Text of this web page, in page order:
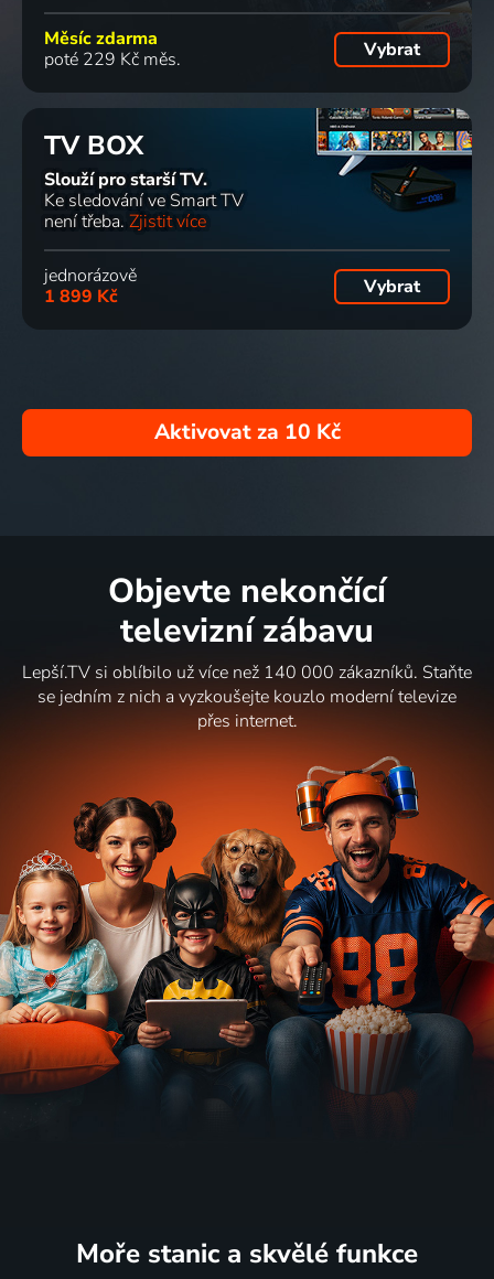
Měsíc zdarma
poté 229 Kč měs.
Vybrat
TV BOX
Slouží pro starší TV.
Ke sledování ve Smart TV
není třeba. Zjistit více
jednorázově
1 899 Kč
Vybrat
Aktivovat za 10 Kč
Objevte nekončící
televizní zábavu
Lepší.TV si oblíbilo už více než 140 000 zákazníků. Staňte
se jedním z nich a vyzkoušejte kouzlo moderní televize
přes internet.
Moře stanic a skvělé funkce